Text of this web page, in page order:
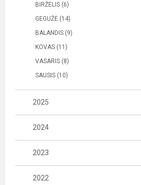
BIRŽELIS (6)
GEGUŽĖ (14)
BALANDIS (9)
KOVAS (11)
VASARIS (8)
SAUSIS (10)
2025
2024
2023
2022